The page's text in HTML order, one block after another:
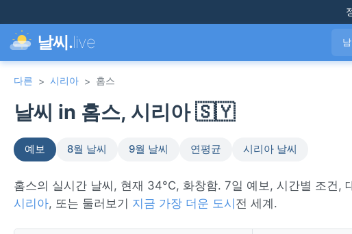
날씨.live
다른 > 시리아 > 홈스
날씨 in 홈스, 시리아 🇸🇾
예보 8월 날씨 9월 날씨 연평균 시리아 날씨
홈스의 실시간 날씨, 현재 34°C, 화창함. 7일 예보, 시간별 조건,
시리아, 또는 둘러보기 지금 가장 더운 도시 전 세계.